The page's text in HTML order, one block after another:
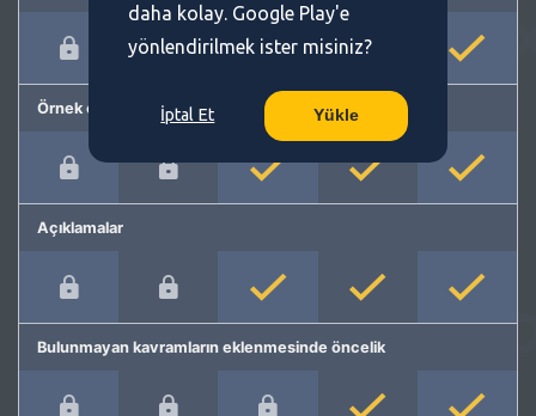
Örnek cümleler
Açıklamalar
Bulunmayan kavramların eklenmesinde öncelik
daha kolay. Google Play'e
yönlendirilmek ister misiniz?
İptal Et Yükle